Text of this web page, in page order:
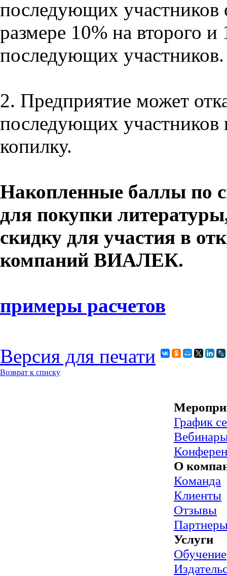
последующих участников
размере 10% на второго и
последующих участников.
2. Предприятие может
последующих участников
копилку.
Накопленные баллы по
для покупки
скидку для участия в
компаний ВИАЛЕК.
примеры расчетов
Версия для печати
Возврат к списку
График
О
Команда
Клиенты
Отзывы
Услуги
Обучение